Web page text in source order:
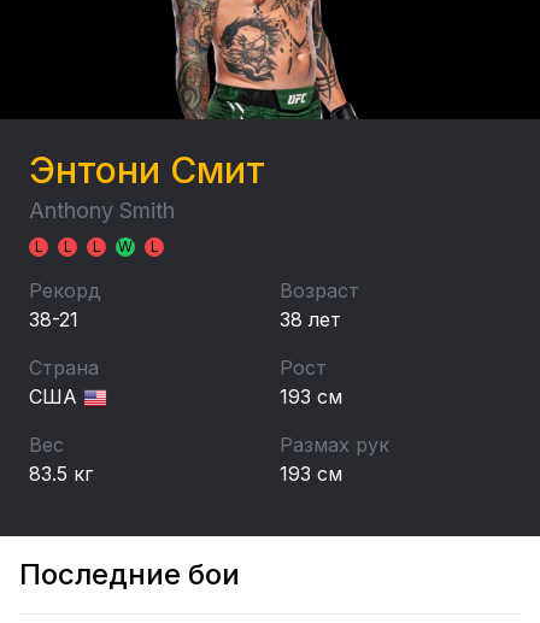
Энтони Смит
Anthony Smith
L L L W L
Рекорд
38-21
Возраст
38 лет
Страна
США
Рост
193 см
Вес
83.5 кг
Размах рук
193 см
Последние бои